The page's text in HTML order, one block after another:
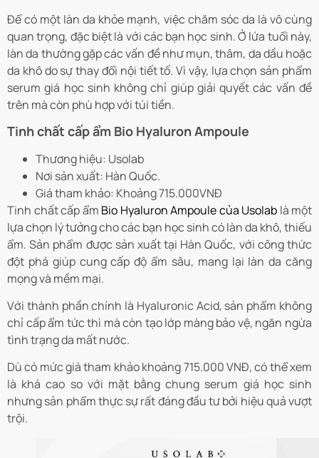
Để có một làn da khỏe mạnh, việc chăm sóc da là vô cùng
quan trọng, đặc biệt là với các bạn học sinh. Ở lứa tuổi này,
làn da thường gặp các vấn đề như mụn, thâm, da dầu hoặc
da khô do sự thay đổi nội tiết tố. Vì vậy, lựa chọn sản phẩm
serum giá học sinh không chỉ giúp giải quyết các vấn đề
trên mà còn phù hợp với túi tiền.
Tinh chất cấp ẩm Bio Hyaluron Ampoule
Thương hiệu: Usolab
Nơi sản xuất: Hàn Quốc.
Giá tham khảo: Khoảng 715.000VNĐ
Tinh chất cấp ẩm Bio Hyaluron Ampoule của Usolab là một
lựa chọn lý tưởng cho các bạn học sinh có làn da khô, thiếu
ẩm. Sản phẩm được sản xuất tại Hàn Quốc, với công thức
đột phá giúp cung cấp độ ẩm sâu, mang lại làn da căng
mọng và mềm mại.
Với thành phần chính là Hyaluronic Acid, sản phẩm không
chỉ cấp ẩm tức thì mà còn tạo lớp màng bảo vệ, ngăn ngừa
tình trạng da mất nước.
Dù có mức giá tham khảo khoảng 715.000 VNĐ, có thể xem
là khá cao so với mặt bằng chung serum giá học sinh
nhưng sản phẩm thực sự rất đáng đầu tư bởi hiệu quả vượt
trội.